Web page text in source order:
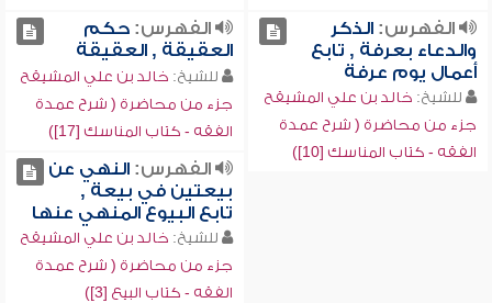
الفهرس:الذكر
والدعاء بعرفة , تابع
أعمال يوم عرفة
للشيخ: خالد بن علي المشيقح
جزء من محاضرة ( شرح عمدة
الفقه - كتاب المناسك [10])
الفهرس:حكم
العقيقة , العقيقة
للشيخ: خالد بن علي المشيقح
جزء من محاضرة ( شرح عمدة
الفقه - كتاب المناسك [17])
الفهرس:النهي عن
بيعتين في بيعة ,
تابع البيوع المنهي عنها
للشيخ: خالد بن علي المشيقح
جزء من محاضرة ( شرح عمدة
الفقه - كتاب البيع [3])